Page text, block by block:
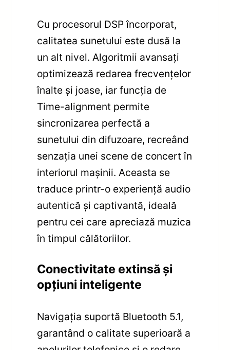
Cu procesorul DSP încorporat,
calitatea sunetului este dusă la
un alt nivel. Algoritmii avansați
optimizează redarea frecvențelor
înalte și joase, iar funcția de
Time-alignment permite
sincronizarea perfectă a
sunetului din difuzoare, recreând
senzația unei scene de concert în
interiorul mașinii. Aceasta se
traduce printr-o experiență audio
autentică și captivantă, ideală
pentru cei care apreciază muzica
în timpul călătoriilor.
Conectivitate extinsă și
opțiuni inteligente
Navigația suportă Bluetooth 5.1,
garantând o calitate superioară a